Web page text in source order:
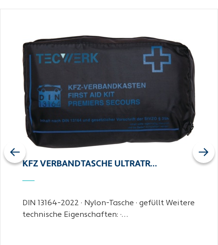
KFZ VERBANDTASCHE ULTRATR…
DIN 13164-2022 · Nylon-Tasche · gefüllt Weitere
technische Eigenschaften: ·…
Previous Next